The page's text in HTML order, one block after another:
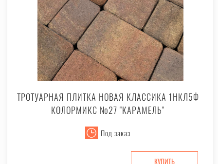
ТРОТУАРНАЯ ПЛИТКА НОВАЯ КЛАССИКА 1НКЛ5Ф
КОЛОРМИКС №27 "КАРАМЕЛЬ"
Под заказ
КУПИТЬ